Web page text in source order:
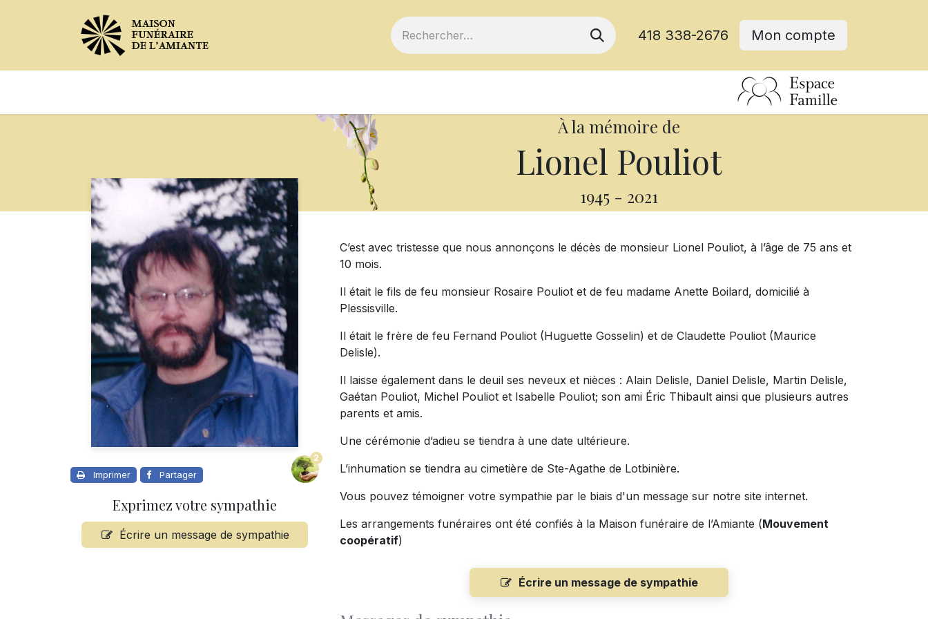
418 338-2676 Mon compte
À la mémoire de
Lionel Pouliot
1945 - 2021
Imprimer Partager
2
Exprimez votre sympathie
Écrire un message de sympathie
C’est avec tristesse que nous annonçons le décès de monsieur Lionel Pouliot, à l’âge de 75 ans et
10 mois.
Il était le fils de feu monsieur Rosaire Pouliot et de feu madame Anette Boilard, domicilié à
Plessisville.
Il était le frère de feu Fernand Pouliot (Huguette Gosselin) et de Claudette Pouliot (Maurice
Delisle).
Il laisse également dans le deuil ses neveux et nièces : Alain Delisle, Daniel Delisle, Martin Delisle,
Gaétan Pouliot, Michel Pouliot et Isabelle Pouliot; son ami Éric Thibault ainsi que plusieurs autres
parents et amis.
Une cérémonie d’adieu se tiendra à une date ultérieure.
L’inhumation se tiendra au cimetière de Ste-Agathe de Lotbinière.
Vous pouvez témoigner votre sympathie par le biais d'un message sur notre site internet.
Les arrangements funéraires ont été confiés à la Maison funéraire de l’Amiante (Mouvement
coopératif)
Écrire un message de sympathie